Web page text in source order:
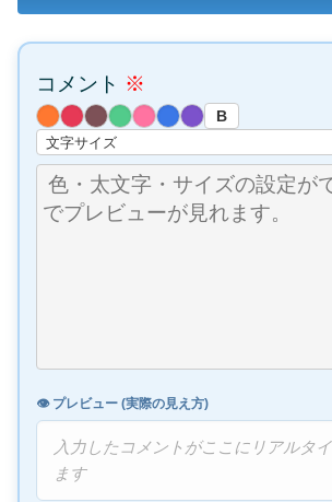
コメント ※
B
👁️ プレビュー (実際の見え方)
入力したコメントがここにリアルタ
ます